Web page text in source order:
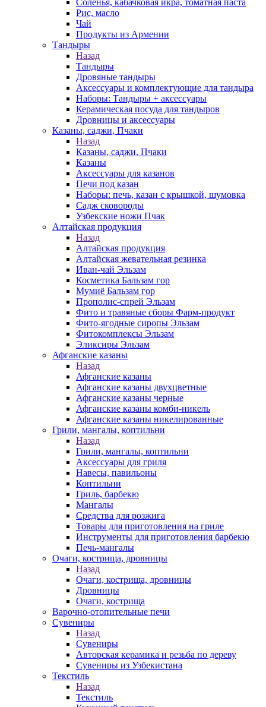
Соленья, кабачковая икра, томатная паста
Рис, масло
Чай
Продукты из Армении
Тандыры
Назад
Тандыры
Дровяные тандыры
Аксессуары и комплектующие для тандыра
Наборы: Тандыры + аксессуары
Керамическая посуда для тандыров
Дровницы и аксессуары
Казаны, саджи, Пчаки
Назад
Казаны, саджи, Пчаки
Казаны
Аксессуары для казанов
Печи под казан
Наборы: печь, казан с крышкой, шумовка
Садж сковороды
Узбекские ножи Пчак
Алтайская продукция
Назад
Алтайская продукция
Алтайская жевательная резинка
Иван-чай Эльзам
Косметика Бальзам гор
Мумиё Бальзам гор
Прополис-спрей Эльзам
Фито и травяные сборы Фарм-продукт
Фито-ягодные сиропы Эльзам
Фитокомплексы Эльзам
Эликсиры Эльзам
Афганские казаны
Назад
Афганские казаны
Афганские казаны двухцветные
Афганские казаны черные
Афганские казаны комби-никель
Афганские казаны никелированные
Грили, мангалы, коптильни
Назад
Грили, мангалы, коптильни
Аксессуары для гриля
Навесы, павильоны
Коптильни
Гриль, барбекю
Мангалы
Средства для розжига
Товары для приготовления на гриле
Инструменты для приготовления барбекю
Печь-мангалы
Очаги, кострища, дровницы
Назад
Очаги, кострища, дровницы
Дровницы
Очаги, кострища
Варочно-отопительные печи
Сувениры
Назад
Сувениры
Авторская керамика и резьба по дереву
Сувениры из Узбекистана
Текстиль
Назад
Текстиль